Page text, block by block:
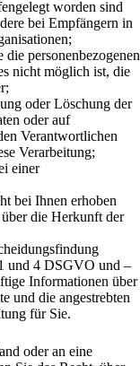
worden sind
bei Empfängern in
personenbezogenen
nicht möglich ist, die
oder Löschung der
oder auf
Verantwortlichen
Verarbeitung;
einer
bei Ihnen erhoben
die Herkunft der
und 4 DSGVO und –
Informationen über
und die angestrebten
für Sie.
oder an eine